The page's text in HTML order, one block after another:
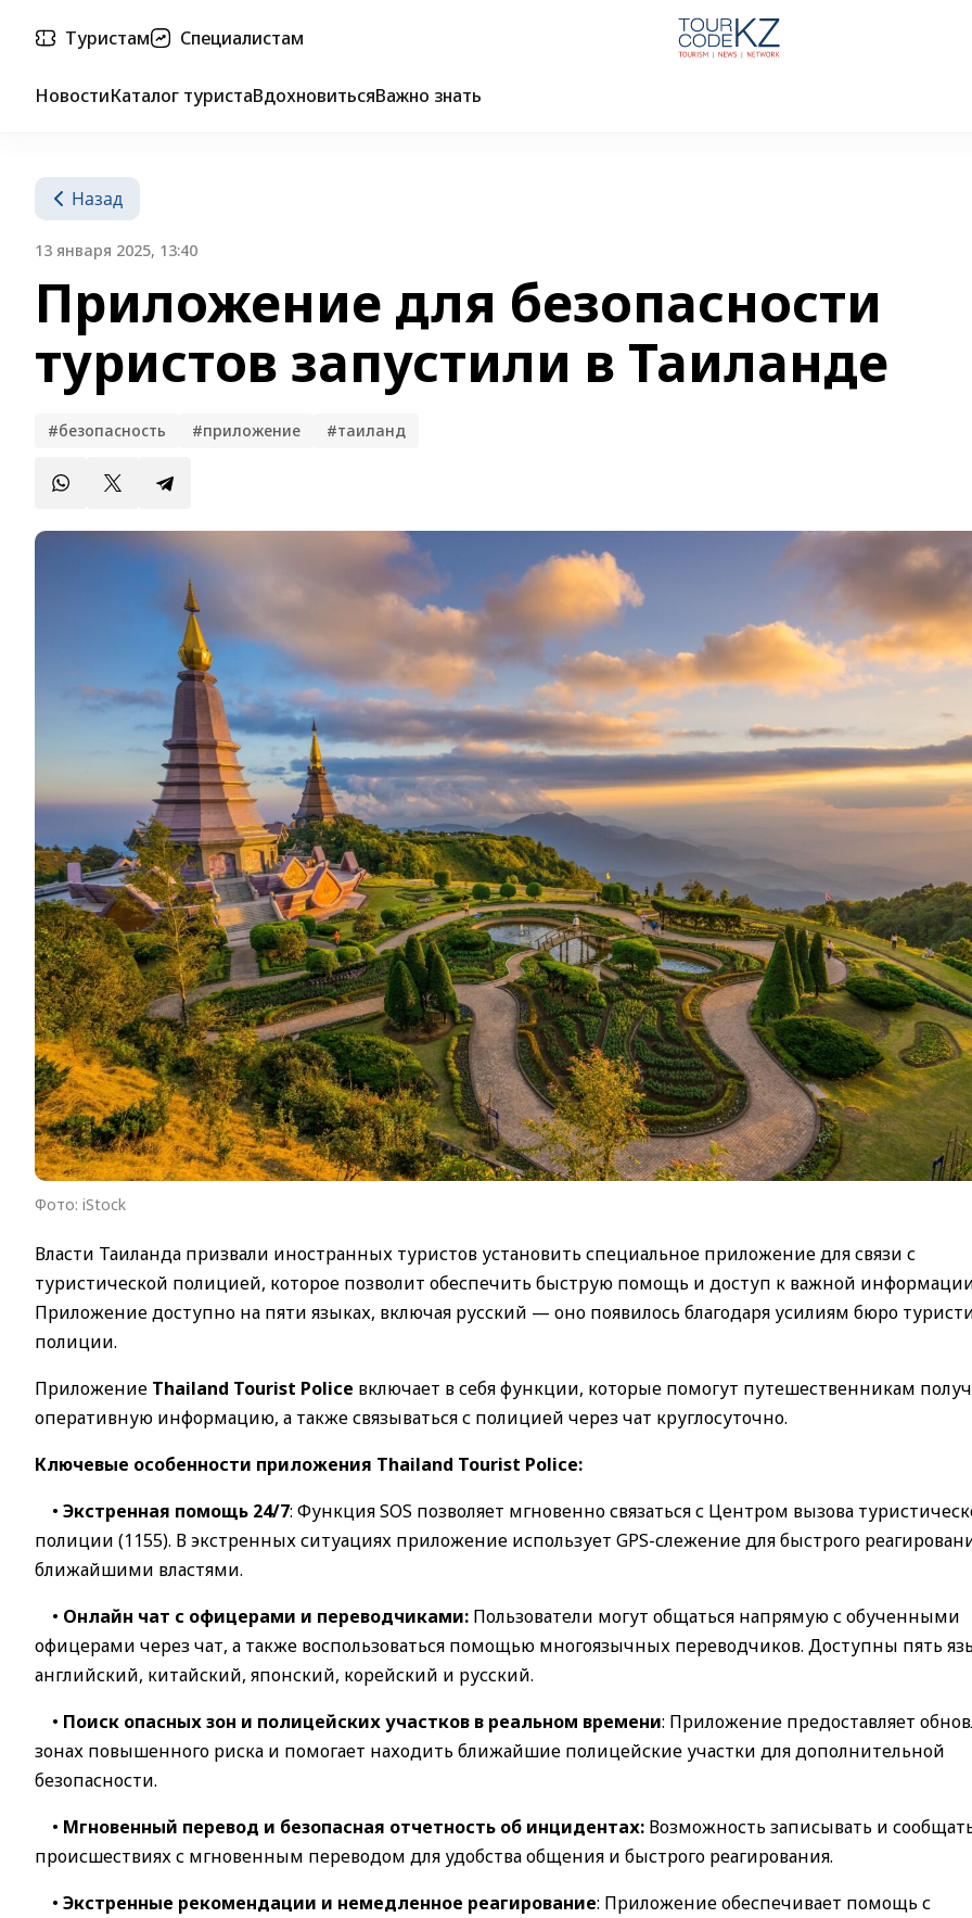
Туристам Специалистам
НовостиКаталог туристаВдохновитьсяВажно знать
Назад
13 января 2025, 13:40
Приложение для безопасности
туристов запустили в Таиланде
#безопасность #приложение #таиланд
Фото: iStock
Власти Таиланда призвали иностранных туристов установить специальное приложение для связи с
туристической полицией, которое позволит обеспечить быструю помощь и доступ к важной
Приложение доступно на пяти языках, включая русский — оно появилось благодаря усилиям бюро
полиции.
Приложение Thailand Tourist Police включает в себя функции, которые помогут путешественникам
оперативную информацию, а также связываться с полицией через чат круглосуточно.
Ключевые особенности приложения Thailand Tourist Police:
• Экстренная помощь 24/7: Функция SOS позволяет мгновенно связаться с Центром вызова
полиции (1155). В экстренных ситуациях приложение использует GPS-слежение для быстрого
ближайшими властями.
• Онлайн чат с офицерами и переводчиками: Пользователи могут общаться напрямую с обученными
офицерами через чат, а также воспользоваться помощью многоязычных переводчиков. Доступны пять
английский, китайский, японский, корейский и русский.
• Поиск опасных зон и полицейских участков в реальном времени: Приложение предоставляет
зонах повышенного риска и помогает находить ближайшие полицейские участки для дополнительной
безопасности.
• Мгновенный перевод и безопасная отчетность об инцидентах: Возможность записывать и
происшествиях с мгновенным переводом для удобства общения и быстрого реагирования.
• Экстренные рекомендации и немедленное реагирование: Приложение обеспечивает помощь с